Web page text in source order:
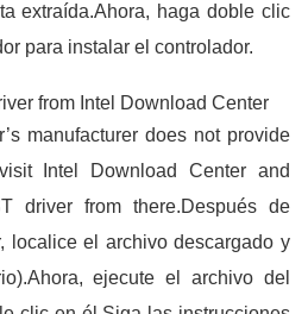
extraída.Ahora, haga doble clic
para instalar el controlador.
from Intel Download Center
manufacturer does not provide
Intel Download Center and
driver from there.Después de
localice el archivo descargado y
ejecute el archivo del